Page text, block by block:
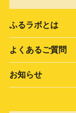
ふるラボとは
よくあるご質問
お知らせ